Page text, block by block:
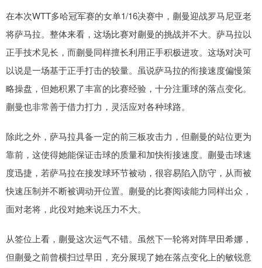
在本次WTT多哈冠军赛的女单1/16决赛中，蒯曼迎战罗马尼亚老
将萨马拉。整体来看，这场比赛对蒯曼的挑战并不大。萨马拉以
正手技术见长，而蒯曼同样擅长利用正手积极进攻。这场对决可
以说是一场基于正手打击的较量。虽说萨马拉的衔接速度偏慢策
略操盘，但她积累了丰富的比赛经验，十分注重球的落点变化。
蒯曼也非常善于借力打力，灵活应对各种球路。
除此之外，萨马拉具备一定的前三板攻击力，但蒯曼的站位更为
靠前，这使得她能保证击球的质量和加快衔接速度。蒯曼击球速
度迅捷，若萨马拉在接发球环节被动，很容易陷入防守，从而被
快速压制并不断被调动开位置。蒯曼的比赛阅读能力同样出众，
面对老将，此役对她来说压力不大。
从签位上看，蒯曼这次运气不错。虽然下一轮将对阵早田希娜，
但蒯曼之前曾横扫过早田，充分展现了她在落点变化上的敏锐意